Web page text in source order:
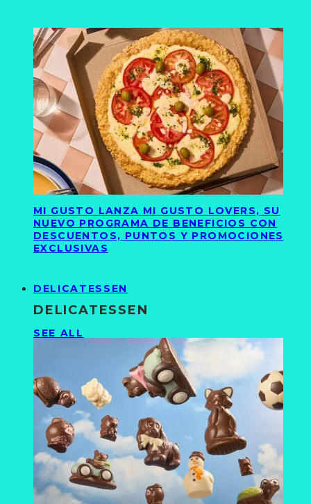
MI GUSTO LANZA MI GUSTO LOVERS, SU
NUEVO PROGRAMA DE BENEFICIOS CON
DESCUENTOS, PUNTOS Y PROMOCIONES
EXCLUSIVAS
DELICATESSEN
DELICATESSEN
SEE ALL